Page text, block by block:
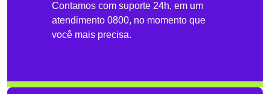
Contamos com suporte 24h, em um
atendimento 0800, no momento que
você mais precisa.